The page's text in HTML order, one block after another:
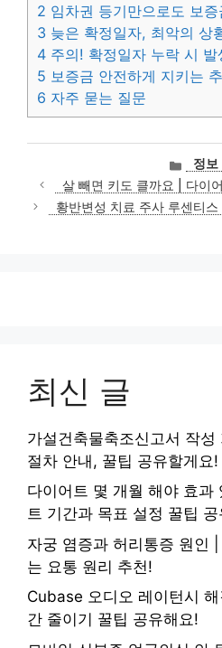
2 임차권 등기만으로도 보
3 늦은 확정일자, 최악의 상
4 주의! 확정일자 누락 시 발
5 보증금 안전하게 지키는
6 자주 묻는 질문
카
테
고
리
정보
살 빼면 키도 클까요 | 다이
황반변성 치료 주사 루센티
최신 글
가설건축물축조신고서 작
절차 안내, 꿀팁 공유할게요!
다이어트 몇 개월 해야 효과
트 기간과 목표 설정 꿀팁 공
자궁 염증과 허리통증 원인
는 요통 원리 추천!
Cubase 오디오 레이턴시
간 줄이기 꿀팁 공유해요!